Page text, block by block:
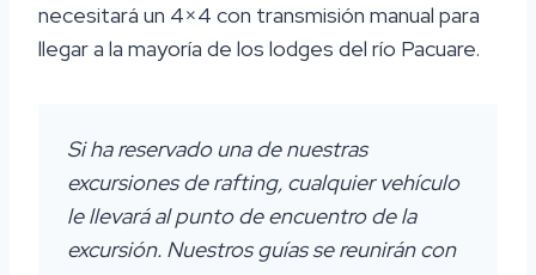
necesitará un 4×4 con transmisión manual para
llegar a la mayoría de los lodges del río Pacuare.
Si ha reservado una de nuestras
excursiones de rafting, cualquier vehículo
le llevará al punto de encuentro de la
excursión. Nuestros guías se reunirán con